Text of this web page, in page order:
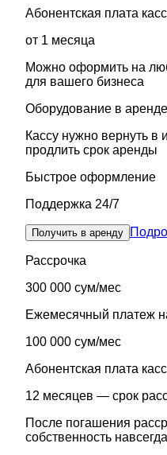
Абонентская плата
от 1 месяца
Можно оформить на
для вашего бизнеса
Оборудование в аренде
Кассу нужно вернуть в
продлить срок аренды
Быстрое оформление
Поддержка 24/7
Получить в аренду
Рассрочка
300 000 сум/мес
Ежемесячный платеж
100 000 сум/мес
Абонентская плата
12 месяцев — срок
После погашения
собственность навсегда